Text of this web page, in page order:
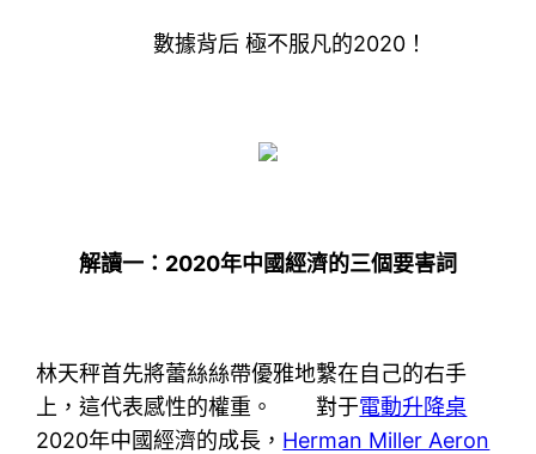
數據背后 極不服凡的2020！
解讀一：2020年中國經濟的三個要害詞
林天秤首先將蕾絲絲帶優雅地繫在自己的右手
上，這代表感性的權重。 對于電動升降桌
2020年中國經濟的成長， Herman Miller Aeron